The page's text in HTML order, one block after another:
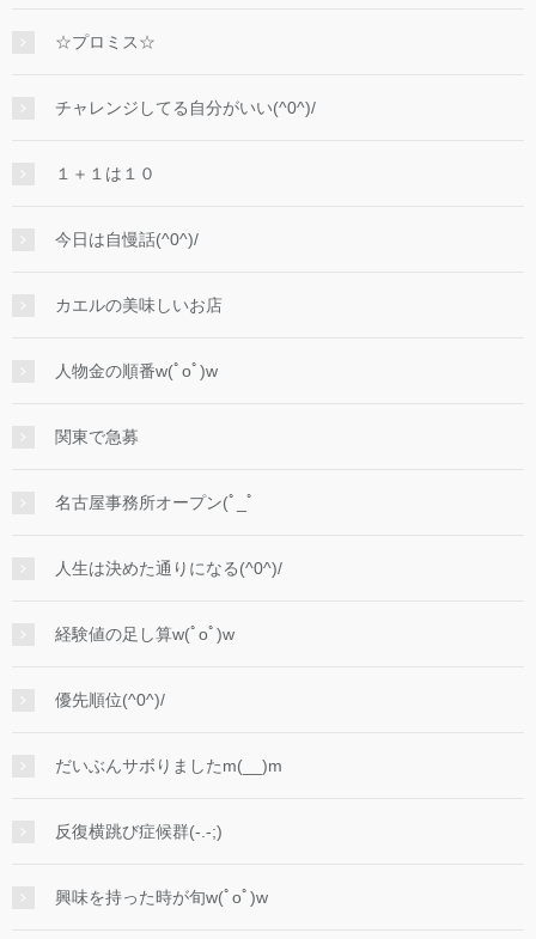
☆プロミス☆
チャレンジしてる自分がいい(^0^)/
１＋１は１０
今日は自慢話(^0^)/
カエルの美味しいお店
人物金の順番w(ﾟoﾟ)w
関東で急募
名古屋事務所オープン(ﾟ_ﾟ
人生は決めた通りになる(^0^)/
経験値の足し算w(ﾟoﾟ)w
優先順位(^0^)/
だいぶんサボりましたm(__)m
反復横跳び症候群(-.-;)
興味を持った時が旬w(ﾟoﾟ)w